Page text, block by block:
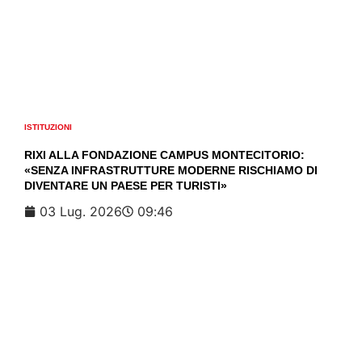
ISTITUZIONI
RIXI ALLA FONDAZIONE CAMPUS MONTECITORIO:
«SENZA INFRASTRUTTURE MODERNE RISCHIAMO DI
DIVENTARE UN PAESE PER TURISTI»
03 Lug. 2026 09:46